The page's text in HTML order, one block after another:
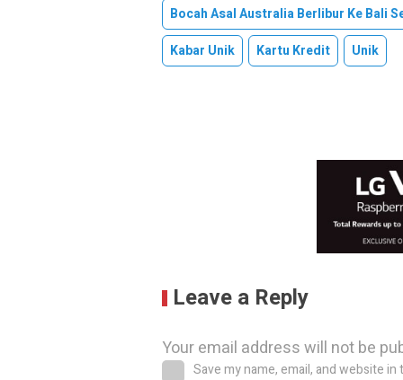
Bocah Asal Australia Berlibur Ke Bali
Kabar Unik
Kartu Kredit Unik
Leave a Reply
Your email address will not be
Save my name, email, and website